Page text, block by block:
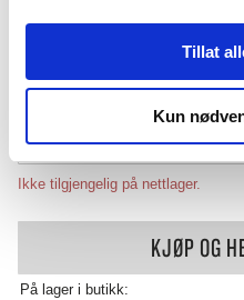
Tillat
Kun
KJØP
Ikke tilgjengelig på nettlager.
KJØP OG
På lager i butikk: